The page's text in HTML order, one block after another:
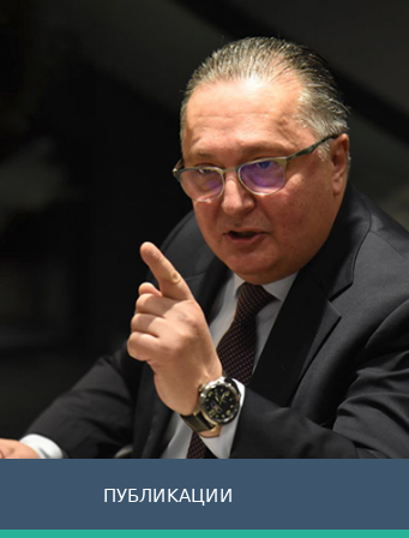
ПУБЛИКАЦИИ